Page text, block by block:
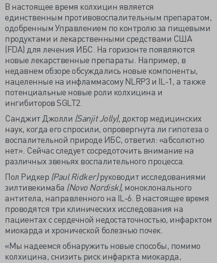
В настоящее время колхицин является
единственным противовоспалительным препаратом,
одобренным Управлением по контролю за пищевыми
продуктами и лекарственными средствами США
(FDA) для лечения ИБС. На горизонте появляются
новые лекарственные препараты. Например, в
недавнем обзоре обсуждались новые компоненты,
нацеленные на инфламмасому NLRP3 и IL-1, а также
потенциальные новые роли колхицина и
ингибиторов SGLT2.
Санджит Джолли (Sanjit Jolly), доктор медицинских
наук, когда его спросили, опровергнута ли гипотеза о
воспалительной природе ИБС, ответил: «абсолютно
нет». Сейчас следует сосредоточить внимание на
различных звеньях воспалительного процесса.
Пол Ридкер (Paul Ridker)руководит исследованиями
зилтивекимаба (Novo Nordisk), моноклонального
антитела, направленного на IL-6. В настоящее время
проводятся три клинических исследования на
пациентах с сердечной недостаточностью, инфарктом
миокарда и хронической болезнью почек.
«Мы надеемся обнаружить новые способы, помимо
колхицина, снизить риск инфаркта миокарда,